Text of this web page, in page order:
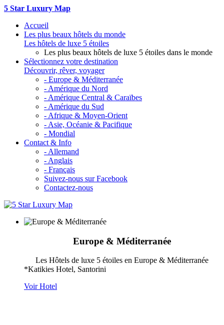
5 Star Luxury Map
Accueil
Les plus beaux hôtels du monde
Les hôtels de luxe 5 étoiles
Les plus beaux hôtels de luxe 5 étoiles dans le monde
Sélectionnez votre destination
Découvrir, rêver, voyager
- Europe & Méditerranée
- Amérique du Nord
- Amérique Central & Caraïbes
- Amérique du Sud
- Afrique & Moyen-Orient
- Asie, Océanie & Pacifique
- Mondial
Contact & Info
- Allemand
- Anglais
- Français
Suivez-nous sur Facebook
Contactez-nous
Europe & Méditerranée
Les Hôtels de luxe 5 étoiles en Europe & Méditerranée
*Katikies Hotel, Santorini
Voir Hotel